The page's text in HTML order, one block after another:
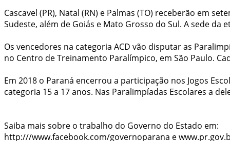
Cascavel (PR), Natal (RN) e Palmas (TO) receberão em
Sudeste, além de Goiás e Mato Grosso do Sul. A sede da
Os vencedores na categoria ACD vão disputar as
no Centro de Treinamento Paralímpico, em São Paulo.
Em 2018 o Paraná encerrou a participação nos Jogos
categoria 15 a 17 anos. Nas Paralimpíadas Escolares a
Saiba mais sobre o trabalho do Governo do Estado em:
http:///www.facebook.com/governoparana e